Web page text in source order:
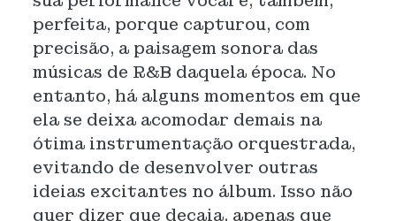
perfeita, porque capturou, com
precisão, a paisagem sonora das
músicas de R&B daquela época. No
entanto, há alguns momentos em que
ela se deixa acomodar demais na
ótima instrumentação orquestrada,
evitando de desenvolver outras
ideias excitantes no álbum. Isso não
quer dizer que decaia, apenas que